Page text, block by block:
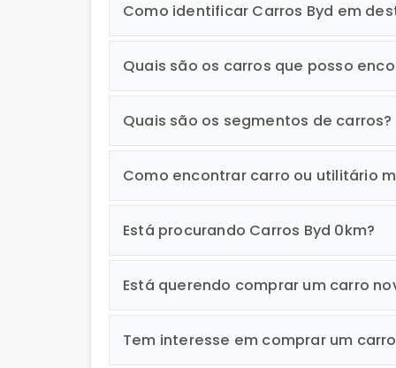
Sistema de som - Carros
Start-stop automático - Carros
Turbo - Carros
Vidros elétricos - Carros
Volante c/ regulagem altura - Carros
Como identificar Carros Byd em
Quais são os carros que posso
Quais são os segmentos de carros?
Como encontrar carro ou utilitário
Está procurando Carros Byd 0km?
Está querendo comprar um carro
Tem interesse em comprar um